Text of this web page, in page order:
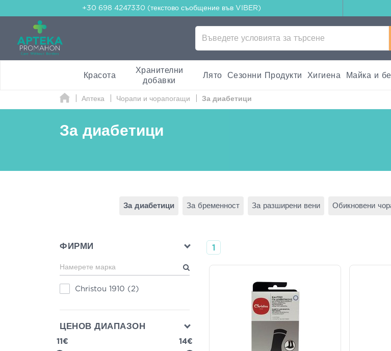
+30 698 4247330 (текстово съобщение във VIBER)
Красота
Хранителни
добавки
Лято Сезонни Продукти Хигиена Майка и
Аптека Чорапи и чорапогащи За диабетици
За диабетици
За диабетици За бременност За разширени вени Обикновени
ФИРМИ
Christou 1910 (2)
ЦЕНОВ ДИАПАЗОН
11€ 14€
1